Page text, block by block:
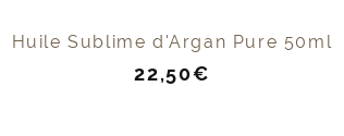
Huile Sublime d'Argan Pure 50ml
Prix
22,50€